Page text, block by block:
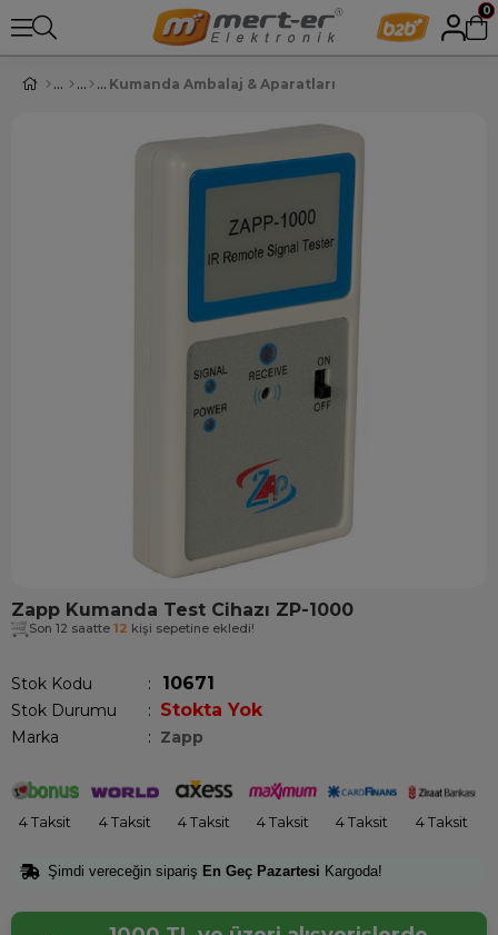
0
Kumanda Ambalaj & Aparatları
Zapp Kumanda Test Cihazı ZP-1000
Son 12 saatte 12 kişi sepetine ekledi!
Stok Kodu 10671
Stok Durumu : Stokta Yok
Marka : Zapp
4 Taksit 4 Taksit 4 Taksit 4 Taksit 4 Taksit 4 Taksit
Şimdi vereceğin sipariş En Geç Pazartesi Kargoda!